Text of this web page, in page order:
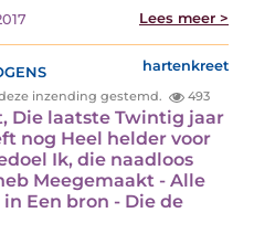
Lees meer >
hartenkreet
inzending gestemd. 493
Die laatste Twintig jaar
nog Heel helder voor
Ik, die naadloos
Meegemaakt - Alle
Een bron - Die de